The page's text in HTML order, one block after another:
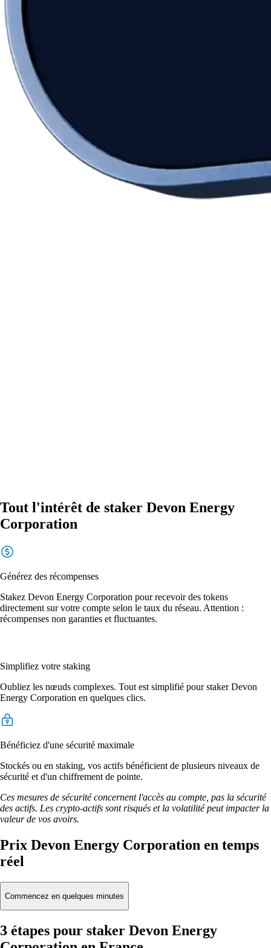
Tout l'intérêt de staker Devon Energy
Corporation
Générez des récompenses
Stakez Devon Energy Corporation pour recevoir des tokens
directement sur votre compte selon le taux du réseau. Attention :
récompenses non garanties et fluctuantes.
Simplifiez votre staking
Oubliez les nœuds complexes. Tout est simplifié pour staker Devon
Energy Corporation en quelques clics.
Bénéficiez d'une sécurité maximale
Stockés ou en staking, vos actifs bénéficient de plusieurs niveaux de
sécurité et d'un chiffrement de pointe.
Ces mesures de sécurité concernent l'accès au compte, pas la sécurité
des actifs. Les crypto-actifs sont risqués et la volatilité peut impacter la
valeur de vos avoirs.
Prix Devon Energy Corporation en temps
réel
Commencez en quelques minutes
3 étapes pour staker Devon Energy